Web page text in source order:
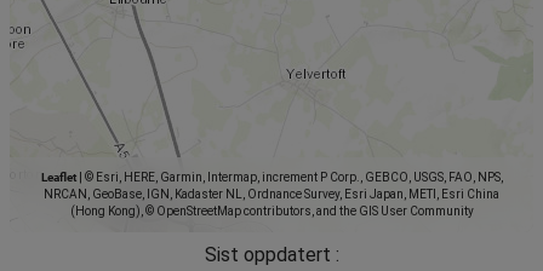
Leaflet
© Esri, HERE, Garmin, Intermap, increment P Corp., GEBCO, USGS, FAO, NPS,
NRCAN, GeoBase, IGN, Kadaster NL, Ordnance Survey, Esri Japan, METI, Esri China
(Hong Kong), © OpenStreetMap contributors, and the GIS User Community
Sist oppdatert :